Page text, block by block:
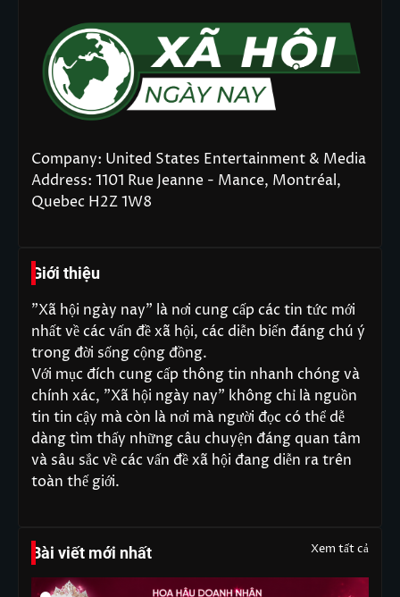
Company: United States Entertainment & Media
Address: 1101 Rue Jeanne - Mance, Montréal,
Quebec H2Z 1W8
Giới thiệu
"Xã hội ngày nay" là nơi cung cấp các tin tức mới
nhất về các vấn đề xã hội, các diễn biến đáng chú ý
trong đời sống cộng đồng.
Với mục đích cung cấp thông tin nhanh chóng và
chính xác, "Xã hội ngày nay" không chỉ là nguồn
tin tin cậy mà còn là nơi mà người đọc có thể dễ
dàng tìm thấy những câu chuyện đáng quan tâm
và sâu sắc về các vấn đề xã hội đang diễn ra trên
toàn thế giới.
Bài viết mới nhất Xem tất cả